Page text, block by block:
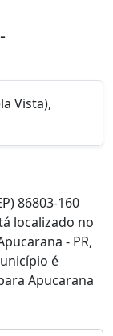
Vista),
86803-160
localizado no
- PR,
é
Apucarana